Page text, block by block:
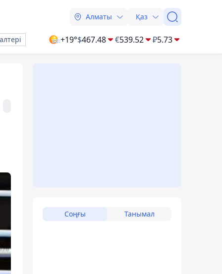
Алматы Қаз
+19°$467.48 €539.52 ₽5.73
Соңғы Танымал